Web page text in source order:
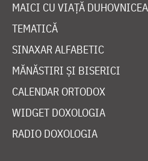
MAICI CU VIAȚĂ
TEMATICĂ
SINAXAR ALFABETIC
MĂNĂSTIRI ȘI BISERICI
CALENDAR ORTODOX
WIDGET DOXOLOGIA
RADIO DOXOLOGIA